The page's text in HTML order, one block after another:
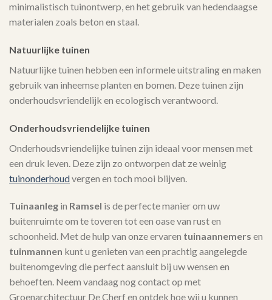
minimalistisch tuinontwerp, en het gebruik van hedendaagse
materialen zoals beton en staal.
Natuurlijke tuinen
Natuurlijke tuinen hebben een informele uitstraling en maken
gebruik van inheemse planten en bomen. Deze tuinen zijn
onderhoudsvriendelijk en ecologisch verantwoord.
Onderhoudsvriendelijke tuinen
Onderhoudsvriendelijke tuinen zijn ideaal voor mensen met
een druk leven. Deze zijn zo ontworpen dat ze weinig
tuinonderhoudvergen en toch mooi blijven.
Tuinaanleg in Ramsel is de perfecte manier om uw
buitenruimte om te toveren tot een oase van rust en
schoonheid. Met de hulp van onze ervaren tuinaannemers en
tuinmannen kunt u genieten van een prachtig aangelegde
buitenomgeving die perfect aansluit bij uw wensen en
behoeften. Neem vandaag nog contact op met
Groenarchitectuur De Cherf en ontdek hoe wij u kunnen